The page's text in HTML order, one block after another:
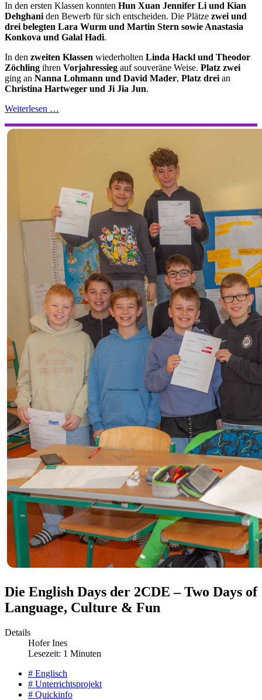
In den ersten Klassen konnten Hun Xuan Jennifer Li und Kian
Dehghani den Bewerb für sich entscheiden. Die Plätze zwei und
drei belegten Lara Wurm und Martin Stern sowie Anastasia
Konkova und Galal Hadi.
In den zweiten Klassen wiederholten Linda Hackl und Theodor
Zöchling ihren Vorjahressieg auf souveräne Weise. Platz zwei
ging an Nanna Lohmann und David Mader, Platz drei an
Christina Hartweger und Ji Jia Jun.
Weiterlesen …
Die English Days der 2CDE – Two Days of
Language, Culture & Fun
Details
Hofer Ines
Lesezeit: 1 Minuten
# Englisch
# Unterrichtsprojekt
# Quickinfo